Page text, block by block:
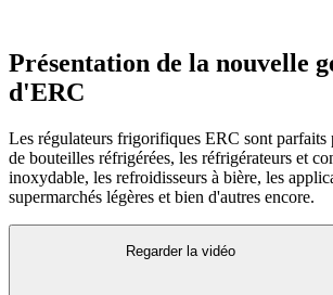
Présentation de la nouvelle
d'ERC
Les régulateurs frigorifiques ERC sont parfaits
de bouteilles réfrigérées, les réfrigérateurs et
inoxydable, les refroidisseurs à bière, les
supermarchés légères et bien d'autres encore.
Regarder la vidéo